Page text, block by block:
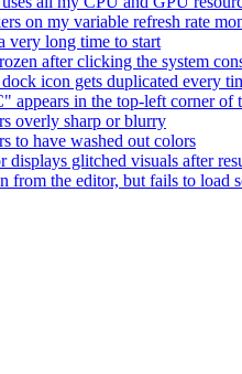
on my variable refresh rate
very long time to start
after clicking the system
icon gets duplicated every
appears in the top-left corner
overly sharp or blurry
to have washed out colors
displays glitched visuals after
from the editor, but fails to load